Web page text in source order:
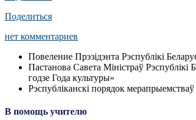
Поделиться
нет комментариев
Повеление Прэзідэнта Рэспублікі
Пастанова Савета Міністраў
годзе Года культуры»
Рэспубліканскі порядок
В помощь учителю